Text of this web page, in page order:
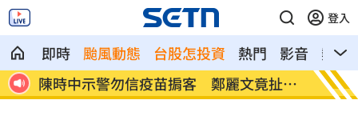
登入
即時 颱風動態 台股怎投資 熱門 影音
熱搜
間
陳時中示警勿信疫苗掮客 鄭麗文竟扯這
句
它是
便